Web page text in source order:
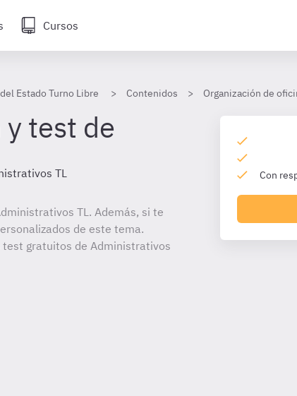
Cursos
Estado Turno Libre Contenidos Organización de
test de
TL
TL. Además, si te
de este tema.
test gratuitos de Administrativos
Con